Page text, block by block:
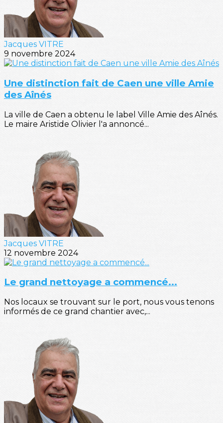
Jacques VITRE
9 novembre 2024
Une distinction fait de Caen une ville Amie
des Aînés
La ville de Caen a obtenu le label Ville Amie des Aînés.
Le maire Aristide Olivier l'a annoncé...
Jacques VITRE
12 novembre 2024
Le grand nettoyage a commencé...
Nos locaux se trouvant sur le port, nous vous tenons
informés de ce grand chantier avec,...